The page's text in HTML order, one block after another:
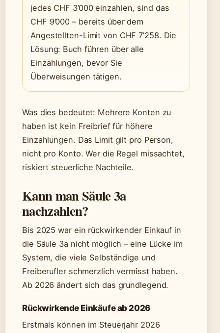
jedes CHF 3’000 einzahlen, sind das
CHF 9’000 – bereits über dem
Angestellten-Limit von CHF 7’258. Die
Lösung: Buch führen über alle
Einzahlungen, bevor Sie
Überweisungen tätigen.
Was dies bedeutet: Mehrere Konten zu
haben ist kein Freibrief für höhere
Einzahlungen. Das Limit gilt pro Person,
nicht pro Konto. Wer die Regel missachtet,
riskiert steuerliche Nachteile.
Kann man Säule 3a
nachzahlen?
Bis 2025 war ein rückwirkender Einkauf in
die Säule 3a nicht möglich – eine Lücke im
System, die viele Selbständige und
Freiberufler schmerzlich vermisst haben.
Ab 2026 ändert sich das grundlegend.
Rückwirkende Einkäufe ab 2026
Erstmals können im Steuerjahr 2026